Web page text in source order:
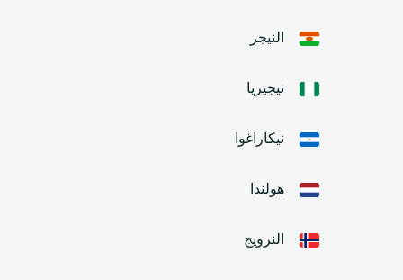
النيجر
نيجيريا
نيكاراغوا
هولندا
النرويج